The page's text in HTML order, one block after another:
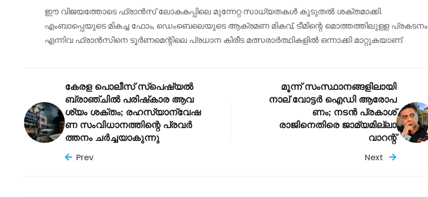
ഈ വിജയത്തോടെ ഫ്രാൻസ് ലോകകപ്പിലെ മുന്നേറ്റ സാധ്യതകൾ കൂടുതൽ ശക്തമാക്കി.
എംബാപ്പെയുടെ മികച്ച ഫോം, ഡെംബെലെയുടെ ആക്രമണ മികവ്, ടീമിന്റെ മൊത്തത്തിലുള്ള പ്രകടനം
എന്നിവ ഫ്രാൻസിനെ ടൂർണമെന്റിലെ പ്രധാന കിരീട മത്സരാർത്ഥികളിൽ ഒന്നാക്കി മാറ്റുകയാണ്.
കേരള പൊലീസ് സ്പെഷ്യൽ
ബ്രാഞ്ചിൽ പരിഷ്‌കാര ആവ
ശ്യം ശക്തം; രഹസ്യാന്വേഷ
ണ സംവിധാനത്തിന്റെ പ്രവർ
ത്തനം ചർച്ചയാകുന്നു
Prev
മൂന്ന് സംസ്ഥാനങ്ങളിലായി
നാല് വോട്ടർ ഐഡി ആരോപ
ണം; നടൻ പ്രകാശ്
രാജിനെതിരെ ജാമ്യമില്ലാ
വാറന്റ്
Next